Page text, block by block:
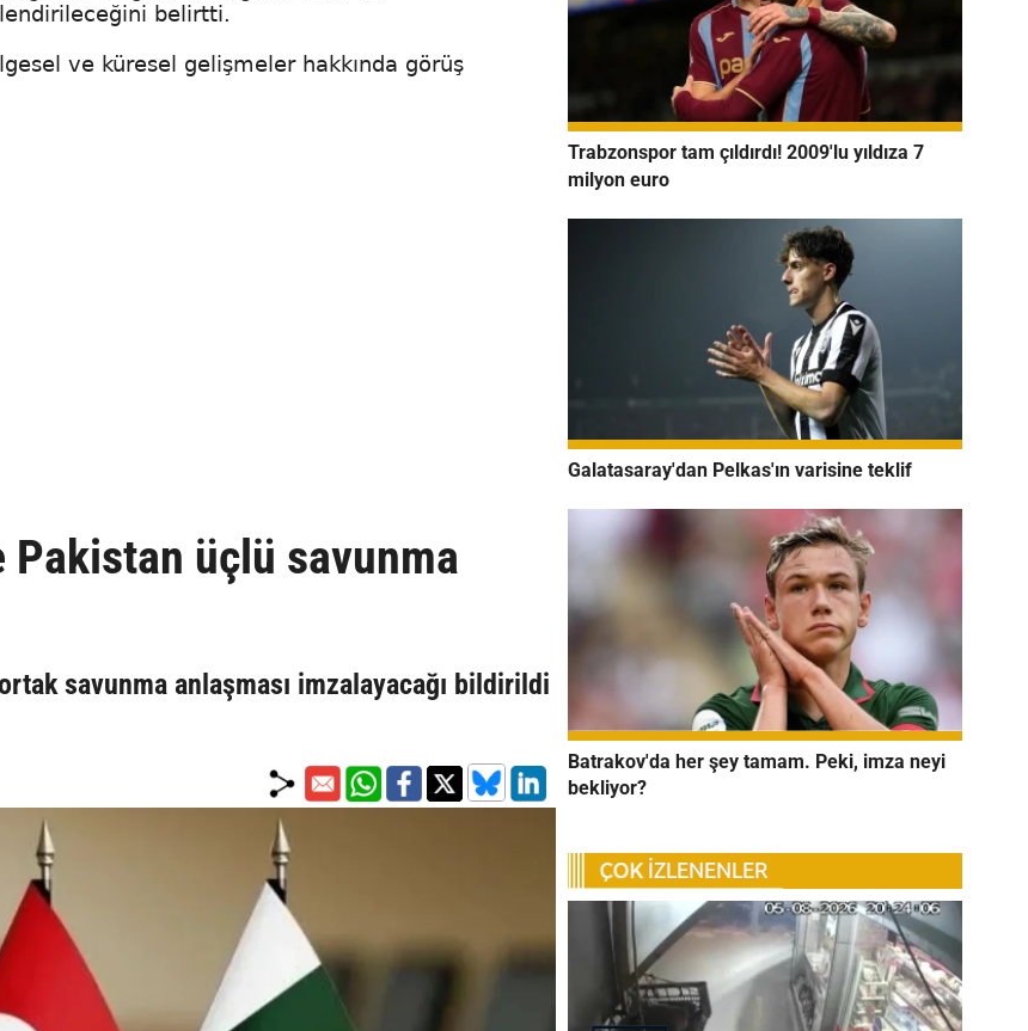
belirtti.
ve küresel gelişmeler hakkında görüş
üçlü savunma
savunma anlaşması imzalayacağı bildirildi
Trabzonspor tam çıldırdı! 2009'lu yıldıza 7
milyon euro
Galatasaray'dan Pelkas'ın varisine teklif
Batrakov'da her şey tamam. Peki, imza neyi
bekliyor?